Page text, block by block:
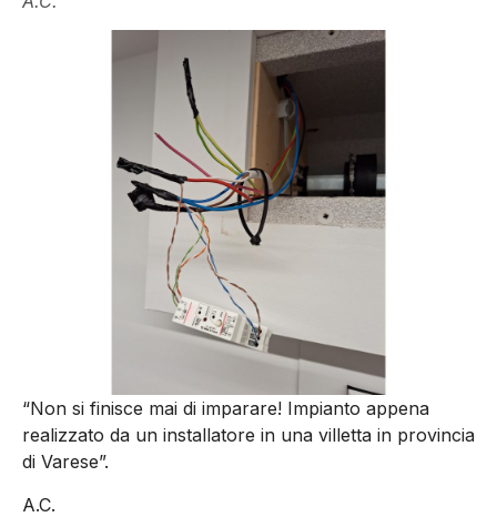
“Non si finisce mai di imparare! Impianto appena
realizzato da un installatore in una villetta in provincia
di Varese”.
A.C.